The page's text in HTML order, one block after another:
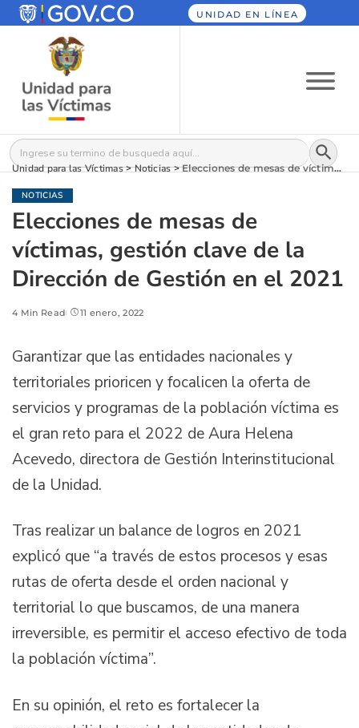
UNIDAD EN LÍNEA
Buscar: Botón
Unidad para las Víctimas>Noticias>Elecciones de mesas de víctimas, gestión clave de la Dirección de Gestión en el 2021
NOTICIAS
Elecciones de mesas de
víctimas, gestión clave de la
Dirección de Gestión en el 2021
4 Min Read 11 enero, 2022
Garantizar que las entidades nacionales y
territoriales prioricen y focalicen la oferta de
servicios y programas de la población víctima es
el gran reto para el 2022 de Aura Helena
Acevedo, directora de Gestión Interinstitucional
de la Unidad.
Tras realizar un balance de logros en 2021
explicó que “a través de estos procesos y esas
rutas de oferta desde el orden nacional y
territorial lo que buscamos, de una manera
irreversible, es permitir el acceso efectivo de toda
la población víctima”.
En su opinión, el reto es fortalecer la